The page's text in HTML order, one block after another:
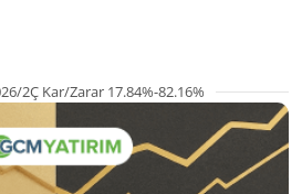
2Ç Kar/Zarar 17.84%-82.16%